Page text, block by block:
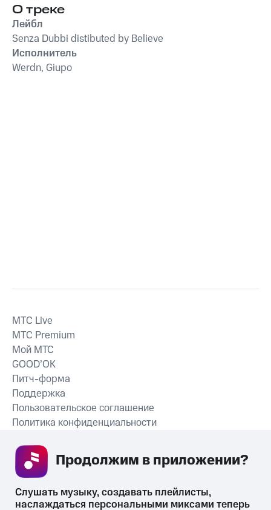
О треке
Лейбл
Senza Dubbi distibuted by Believe
Исполнитель
Werdn, Giupo
СКАЧАТЬ ПРИЛОЖЕНИЕ
MTС Live
MTС Premium
Мой МТС
GOOD’OK
Питч-форма
Поддержка
Пользовательское соглашение
Политика конфиденциальности
Слушать музыку, создавать плейлисты,
наслаждаться персональными миксами теперь